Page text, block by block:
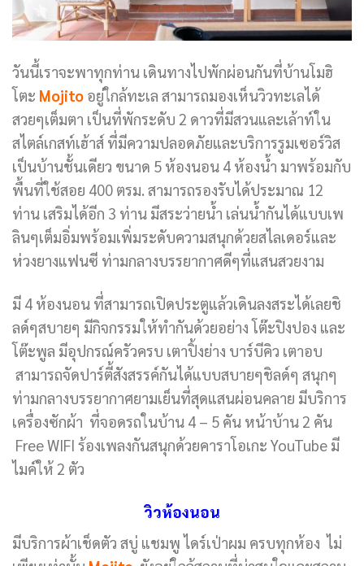
วันนี้เราจะพาทุกท่าน เดินทางไปพักผ่อนกันที่บ้านโมฮิ
โตะ Mojito อยู่ใกล้ทะเล สามารถมองเห็นวิวทะเลได้
สวยๆเต็มตา เป็นที่พักระดับ 2 ดาวที่มีสวนและเล้าท์ใน
สไตล์เกสท์เฮ้าส์ ที่มีความปลอดภัยและบริการรูมเซอร์วิส
เป็นบ้านชั้นเดียว ขนาด 5 ห้องนอน 4 ห้องน้ำ มาพร้อมกับ
พื้นที่ใช้สอย 400 ตรม. สามารถรองรับได้ประมาณ 12
ท่าน เสริมได้อีก 3 ท่าน มีสระว่ายน้ำ เล่นน้ำกันได้แบบเพ
ลินๆเต็มอิ่มพร้อมเพิ่มระดับความสนุกด้วยสไลเดอร์และ
ห่วงยางแฟนซี ท่ามกลางบรรยากาศดีๆที่แสนสวยงาม
มี 4 ห้องนอน ที่สามารถเปิดประตูแล้วเดินลงสระได้เลยชิ
ลด์ๆสบายๆ มีกิจกรรมให้ทำกันด้วยอย่าง โต๊ะปิงปอง และ
โต๊ะพูล มีอุปกรณ์ครัวครบ เตาปิ้งย่าง บาร์บีคิว เตาอบ
สามารถจัดปาร์ตี้สังสรรค์กันได้แบบสบายๆชิลด์ๆ สนุกๆ
ท่ามกลางบรรยากาศยามเย็นที่สุดแสนผ่อนคลาย มีบริการ
เครื่องซักผ้า ที่จอดรถในบ้าน 4 – 5 คัน หน้าบ้าน 2 คัน
Free WIFI ร้องเพลงกันสนุกด้วยคาราโอเกะ YouTube มี
ไมค์ให้ 2 ตัว
วิวห้องนอน
มีบริการผ้าเช็ดตัว สบู่ แชมพู ไดร์เป่าผม ครบทุกห้อง ไม่